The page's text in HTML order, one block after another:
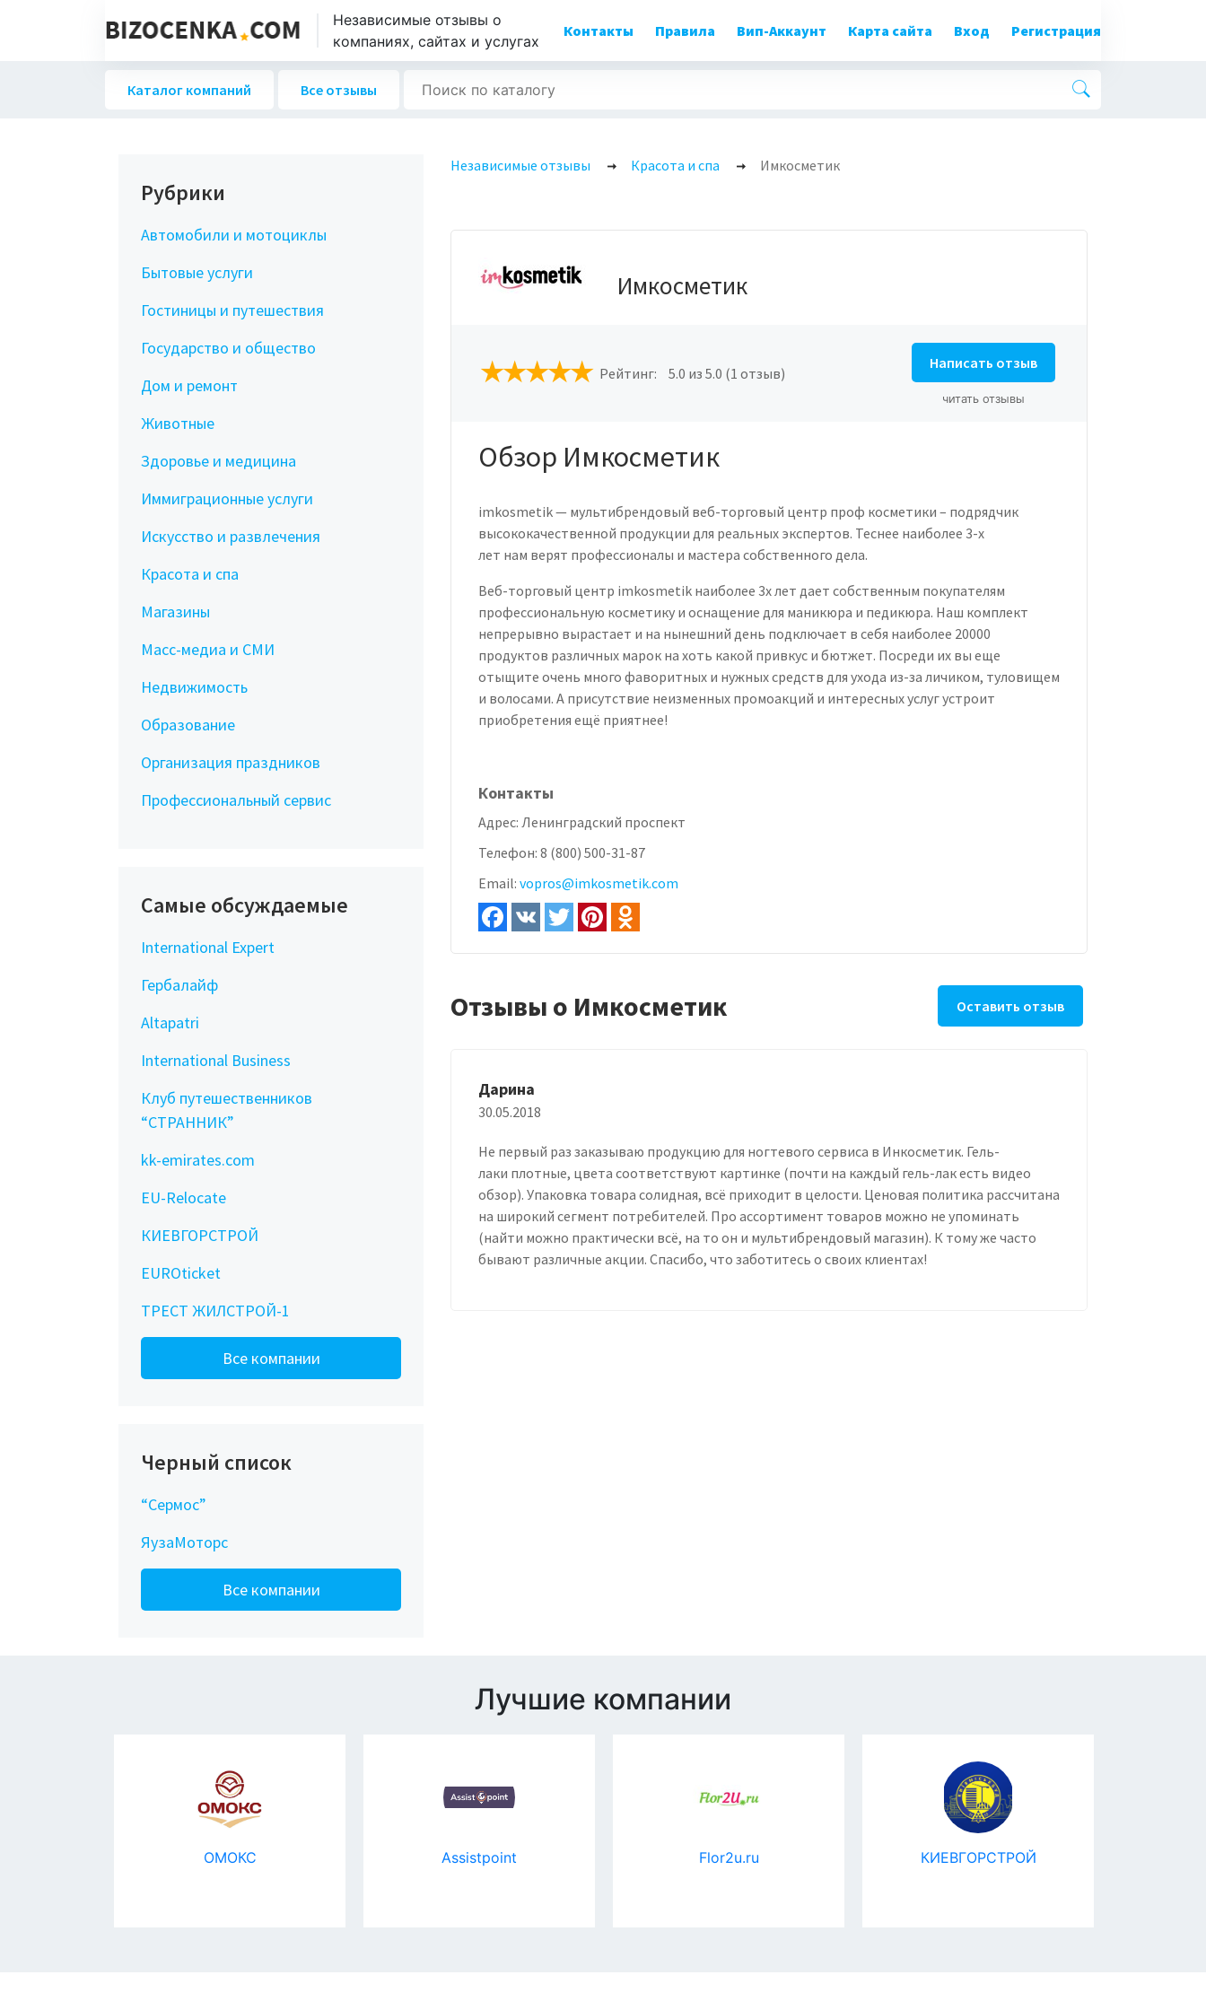
Независимые отзывы о
компаниях, сайтах и услугах
Контакты Правила Вип-Аккаунт Карта сайта Вход Регистрация
Каталог компаний Все отзывы
Независимые отзывы Красота и спа Имкосметик
Имкосметик
Рейтинг: 5.0 из 5.0 (1 отзыв)
Написать отзыв
читать отзывы
Обзор Имкосметик
imkosmetik — мультибрендовый веб-торговый центр проф косметики – подрядчик
высококачественной продукции для реальных экспертов. Теснее наиболее 3-х
лет нам верят профессионалы и мастера собственного дела.
Веб-торговый центр imkosmetik наиболее 3х лет дает собственным покупателям
профессиональную косметику и оснащение для маникюра и педикюра. Наш комплект
непрерывно вырастает и на нынешний день подключает в себя наиболее 20000
продуктов различных марок на хоть какой привкус и бютжет. Посреди их вы еще
отыщите очень много фаворитных и нужных средств для ухода из-за личиком, туловищем
и волосами. А присутствие неизменных промоакций и интересных услуг устроит
приобретения ещё приятнее!
Контакты
Адрес: Ленинградский проспект
Телефон: 8 (800) 500-31-87
Email: vopros@imkosmetik.com
Отзывы о Имкосметик Оставить отзыв
Дарина
30.05.2018
Не первый раз заказываю продукцию для ногтевого сервиса в Инкосметик. Гель-
лаки плотные, цвета соответствуют картинке (почти на каждый гель-лак есть видео
обзор). Упаковка товара солидная, всё приходит в целости. Ценовая политика рассчитана
на широкий сегмент потребителей. Про ассортимент товаров можно не упоминать
(найти можно практически всё, на то он и мультибрендовый магазин). К тому же часто
бывают различные акции. Спасибо, что заботитесь о своих клиентах!
Рубрики
Автомобили и мотоциклы
Бытовые услуги
Гостиницы и путешествия
Государство и общество
Дом и ремонт
Животные
Здоровье и медицина
Иммиграционные услуги
Искусство и развлечения
Красота и спа
Магазины
Масс-медиа и СМИ
Недвижимость
Образование
Организация праздников
Профессиональный сервис
Самые обсуждаемые
International Expert
Гербалайф
Altapatri
International Business
Клуб путешественников
“СТРАННИК”
kk-emirates.com
EU-Relocate
КИЕВГОРСТРОЙ
EUROticket
ТРЕСТ ЖИЛСТРОЙ-1
Все компании
Черный список
“Сермос”
ЯузаМоторс
Все компании
Лучшие компании
КИЕВГОРСТРОЙ